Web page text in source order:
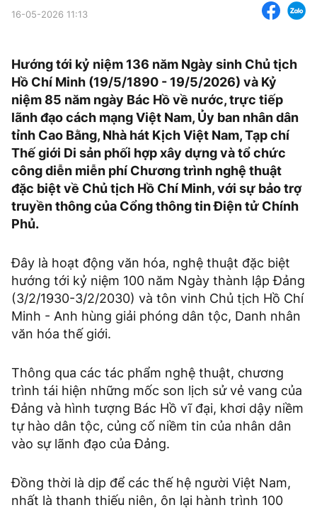
16-05-2026 11:13
Hướng tới kỷ niệm 136 năm Ngày sinh Chủ tịch
Hồ Chí Minh (19/5/1890 - 19/5/2026) và Kỷ
niệm 85 năm ngày Bác Hồ về nước, trực tiếp
lãnh đạo cách mạng Việt Nam, Ủy ban nhân dân
tỉnh Cao Bằng, Nhà hát Kịch Việt Nam, Tạp chí
Thế giới Di sản phối hợp xây dựng và tổ chức
công diễn miễn phí Chương trình nghệ thuật
đặc biệt về Chủ tịch Hồ Chí Minh, với sự bảo trợ
truyền thông của Cổng thông tin Điện tử Chính
Phủ.
Đây là hoạt động văn hóa, nghệ thuật đặc biệt
hướng tới kỷ niệm 100 năm Ngày thành lập Đảng
(3/2/1930-3/2/2030) và tôn vinh Chủ tịch Hồ Chí
Minh - Anh hùng giải phóng dân tộc, Danh nhân
văn hóa thế giới.
Thông qua các tác phẩm nghệ thuật, chương
trình tái hiện những mốc son lịch sử vẻ vang của
Đảng và hình tượng Bác Hồ vĩ đại, khơi dậy niềm
tự hào dân tộc, củng cố niềm tin của nhân dân
vào sự lãnh đạo của Đảng.
Đồng thời là dịp để các thế hệ người Việt Nam,
nhất là thanh thiếu niên, ôn lại hành trình 100